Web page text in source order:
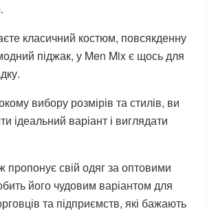
класичний костюм, повсякденну
піджак, у Men Mix є щось для
вибору розмірів та стилів, ви
ідеальний варіант і виглядати
пропонує свій одяг за оптовими
його чудовим варіантом для
та підприємств, які бажають